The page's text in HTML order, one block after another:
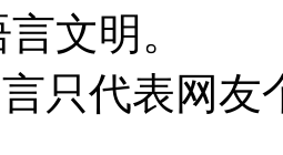
文明。
只代表网友